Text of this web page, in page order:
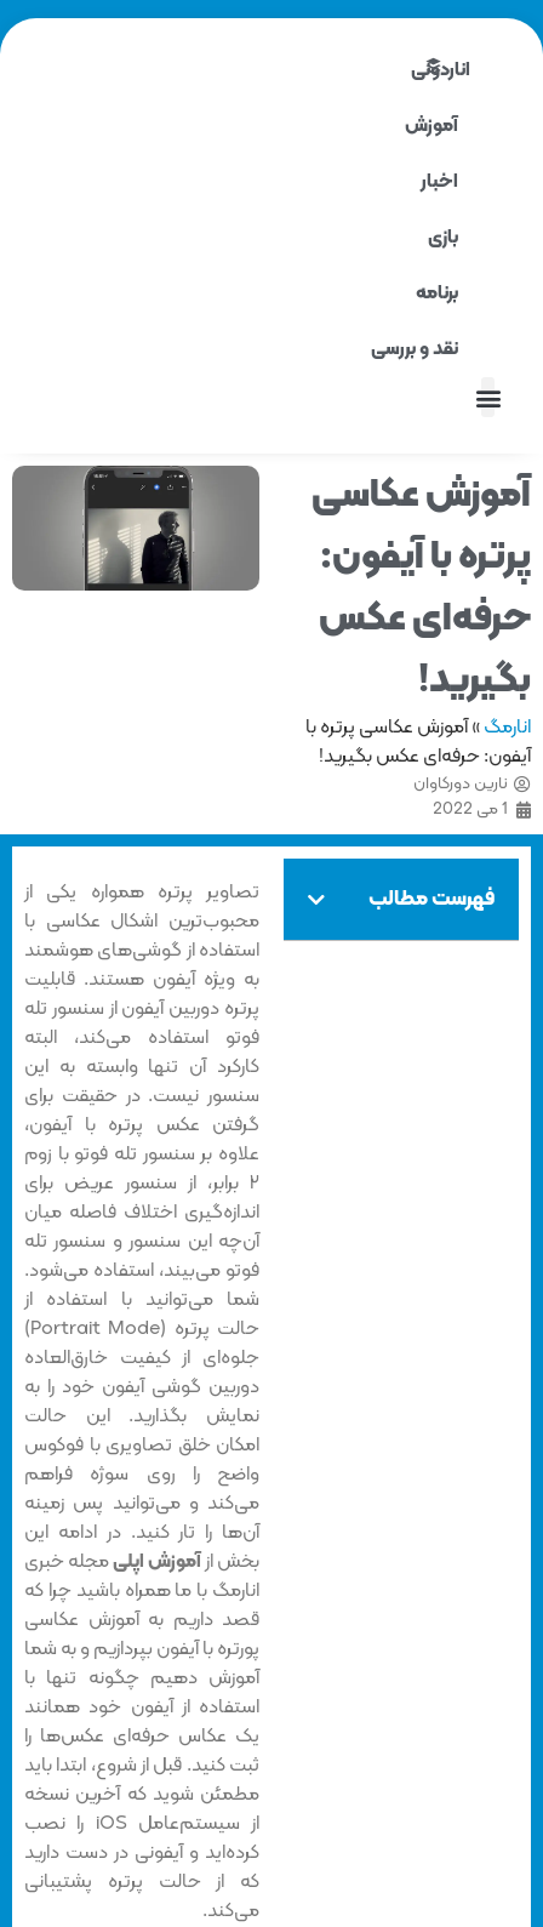
اناردونی
آموزش
برنامه
نقد و بررسی
عکاسی
با آیفون:
عکس
»آموزش عکاسی پرتره با
حرفه‌ای عکس بگیرید!
نارین دورکاوان
فهرست مطالب
تصاویر پرتره‌ همواره یکی از
محبوب‌ترین اشکال عکاسی با
استفاده از گوشی‌های هوشمند
به ویژه آیفون هستند. قابلیت
پرتره دوربین آیفون از سنسور تله
فوتو استفاده می‌کند، البته
کارکرد آن تنها وابسته به این
سنسور نیست. در حقیقت برای
گرفتن عکس پرتره با آیفون،
علاوه بر سنسور تله فوتو با زوم
۲ برابر، از سنسور عریض برای
اندازه‌گیری اختلاف فاصله میان
آن‌چه این سنسور و سنسور تله
فوتو می‌بیند، استفاده می‌شود.
شما می‌توانید با استفاده از
حالت پرتره (Portrait Mode)
جلوه‌ای از کیفیت خارق‌العاده
دوربین گوشی آیفون خود را به
نمایش بگذارید. این حالت
امکان خلق تصاویری با فوکوس
واضح را روی سوژه فراهم
می‌کند و می‌توانید پس زمینه
آن‌ها را تار کنید. در ادامه این
بخش ازآموزش اپلیمجله خبری
انارمگ با ما همراه باشید چرا که
قصد داریم به آموزش عکاسی
پورتره با آیفون بپردازیم و به شما
آموزش دهیم چگونه تنها با
استفاده از آیفون خود همانند
یک عکاس حرفه‌ای عکس‌ها را
ثبت کنید. قبل از شروع، ابتدا باید
مطمئن شوید که آخرین نسخه
از سیستم‌عامل iOS را نصب
کرده‌اید و آیفونی در دست دارید
که از حالت پرتره پشتیبانی
می‌کند.